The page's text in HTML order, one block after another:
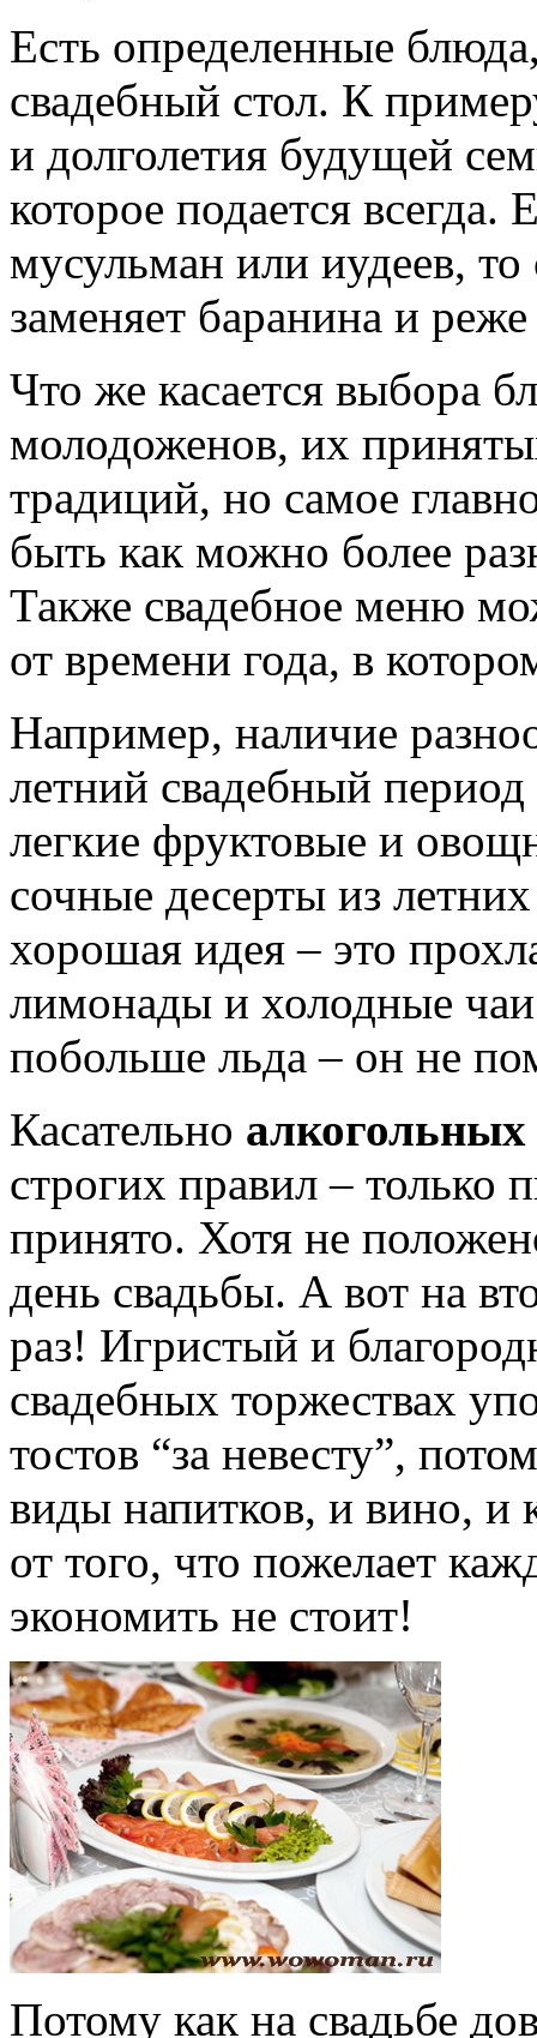
Есть определенные
свадебный стол. К
и долголетия будущей
которое подается
мусульман или иудеев,
заменяет баранина и
Что же касается выбора
молодоженов, их
традиций, но самое
быть как можно более
Также свадебное меню
от времени года, в
Например, наличие
летний свадебный
легкие фруктовые и
сочные десерты из
хорошая идея – это
лимонады и холодные
побольше льда – он не
Касательно
строгих правил – только
принято. Хотя не
день свадьбы. А вот на
раз! Игристый и
свадебных торжествах
тостов “за невесту”,
виды напитков, и вино, и
от того, что пожелает
экономить не стоит!
Потому как на свадьбе